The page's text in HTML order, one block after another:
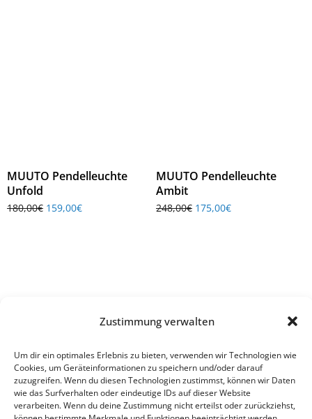
Zustimmung verwalten
Um dir ein optimales Erlebnis zu bieten, verwenden wir Technologien wie
Cookies, um Geräteinformationen zu speichern und/oder darauf
zuzugreifen. Wenn du diesen Technologien zustimmst, können wir Daten
wie das Surfverhalten oder eindeutige IDs auf dieser Website
verarbeiten. Wenn du deine Zustimmung nicht erteilst oder zurückziehst,
MUUTO Pendelleuchte
Unfold
180,00€ 159,00€
MUUTO Pendelleuchte
Ambit
248,00€ 175,00€
Einrichtung ist nur ein Teil moderner Arbeitswelten – entdecken
Sie auch unsere digitalen Lösungen für vernetztes und effizientes
Arbeiten.